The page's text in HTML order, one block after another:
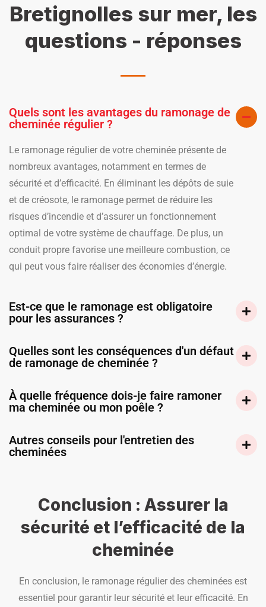
Bretignolles sur mer, les
questions - réponses
Quels sont les avantages du ramonage de
cheminée régulier ?
Le ramonage régulier de votre cheminée présente de
nombreux avantages, notamment en termes de
sécurité et d’efficacité. En éliminant les dépôts de suie
et de créosote, le ramonage permet de réduire les
risques d’incendie et d’assurer un fonctionnement
optimal de votre système de chauffage. De plus, un
conduit propre favorise une meilleure combustion, ce
qui peut vous faire réaliser des économies d’énergie.
Est-ce que le ramonage est obligatoire
pour les assurances ?
Quelles sont les conséquences d'un défaut
de ramonage de cheminée ?
À quelle fréquence dois-je faire ramoner
ma cheminée ou mon poêle ?
Autres conseils pour l'entretien des
cheminées
Conclusion : Assurer la
sécurité et l’efficacité de la
cheminée
En conclusion, le ramonage régulier des cheminées est
essentiel pour garantir leur sécurité et leur efficacité. En